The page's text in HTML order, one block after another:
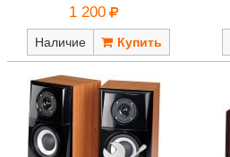
1 200
Наличие